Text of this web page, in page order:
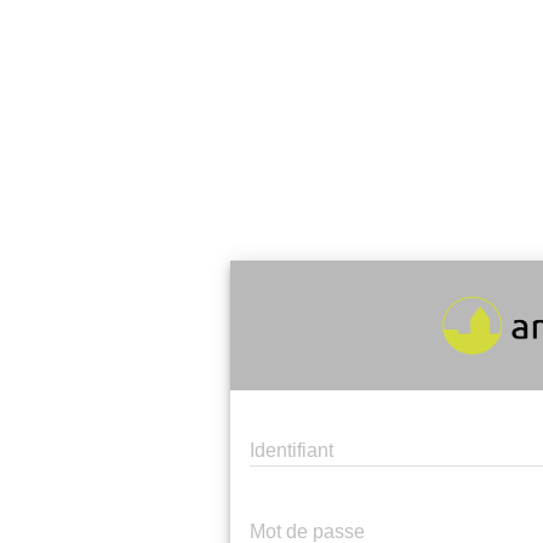
Identifiant
Mot de passe